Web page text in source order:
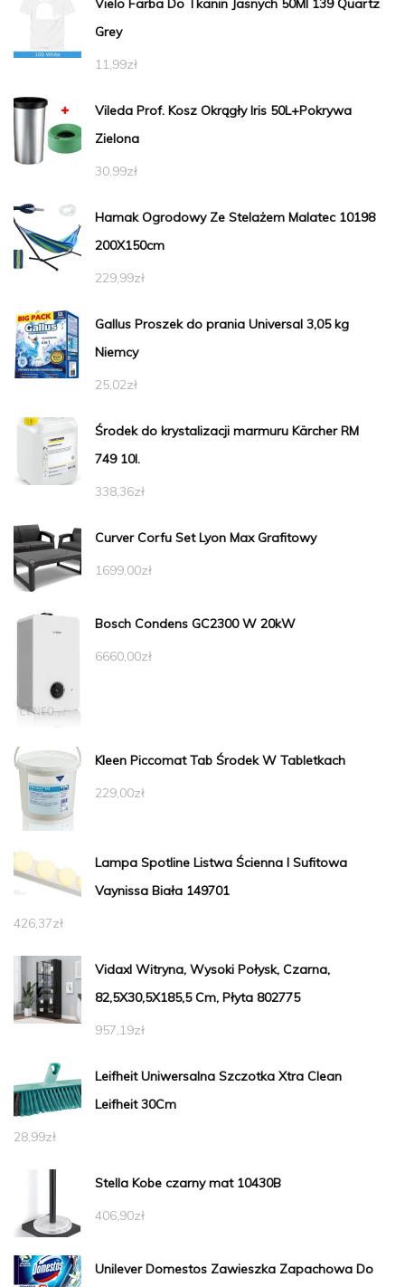
Vielo Farba Do Tkanin Jasnych 50Ml 139 Quartz
Grey
11,99zł
Vileda Prof. Kosz Okrągły Iris 50L+Pokrywa
Zielona
30,99zł
Hamak Ogrodowy Ze Stelażem Malatec 10198
200X150cm
229,99zł
Gallus Proszek do prania Universal 3,05 kg
Niemcy
25,02zł
Środek do krystalizacji marmuru Kärcher RM
749 10l.
338,36zł
Curver Corfu Set Lyon Max Grafitowy
1699,00zł
Bosch Condens GC2300 W 20kW
6660,00zł
Kleen Piccomat Tab Środek W Tabletkach
229,00zł
Lampa Spotline Listwa Ścienna I Sufitowa
Vaynissa Biała 149701
426,37zł
Vidaxl Witryna, Wysoki Połysk, Czarna,
82,5X30,5X185,5 Cm, Płyta 802775
957,19zł
Leifheit Uniwersalna Szczotka Xtra Clean
Leifheit 30Cm
28,99zł
Stella Kobe czarny mat 10430B
406,90zł
Unilever Domestos Zawieszka Zapachowa Do